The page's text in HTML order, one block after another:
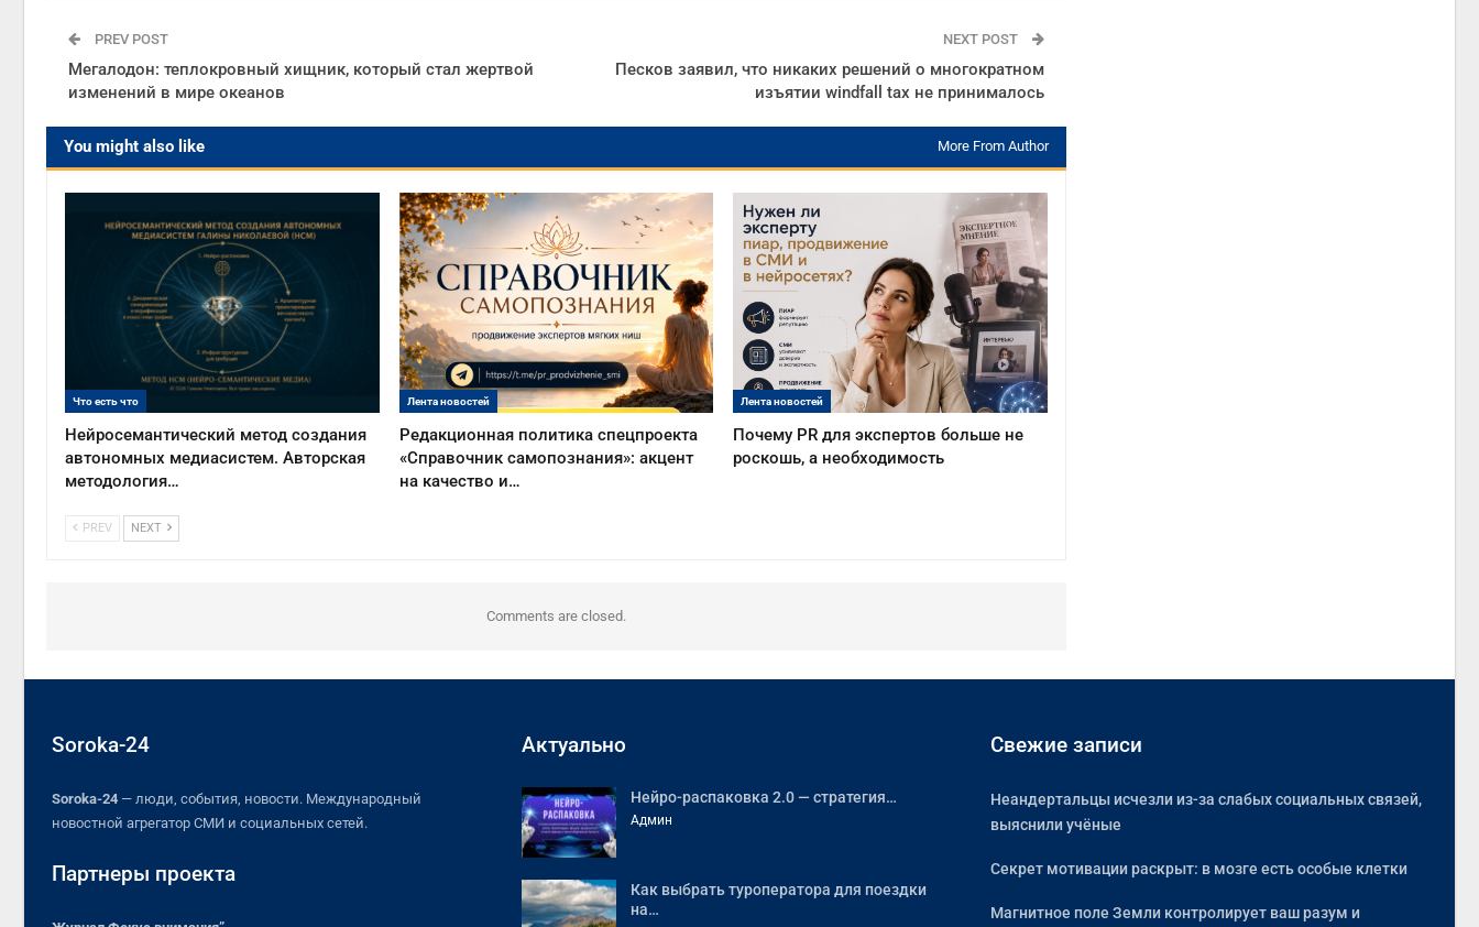
PREV POST
Мегалодон: теплокровный хищник, который стал жертвой
изменений в мире океанов
NEXT POST
Песков заявил, что никаких решений о многократном
изъятии windfall tax не принималось
You might also like More From Author
Что есть что
Нейросемантический метод создания
автономных медиасистем. Авторская
методология…
Лента новостей
Редакционная политика спецпроекта
«Справочник самопознания»: акцент
на качество и…
Лента новостей
Почему PR для экспертов больше не
роскошь, а необходимость
PREV NEXT
Comments are closed.
Soroka-24
Soroka-24 — люди, события, новости. Международный
новостной агрегатор СМИ и социальных сетей.
Партнеры проекта
Актуально
Нейро-распаковка 2.0 — стратегия…
Админ
Как выбрать туроператора для поездки
на…
Свежие записи
Неандертальцы исчезли из-за слабых социальных связей,
выяснили учёные
Секрет мотивации раскрыт: в мозге есть особые клетки
Магнитное поле Земли контролирует ваш разум и